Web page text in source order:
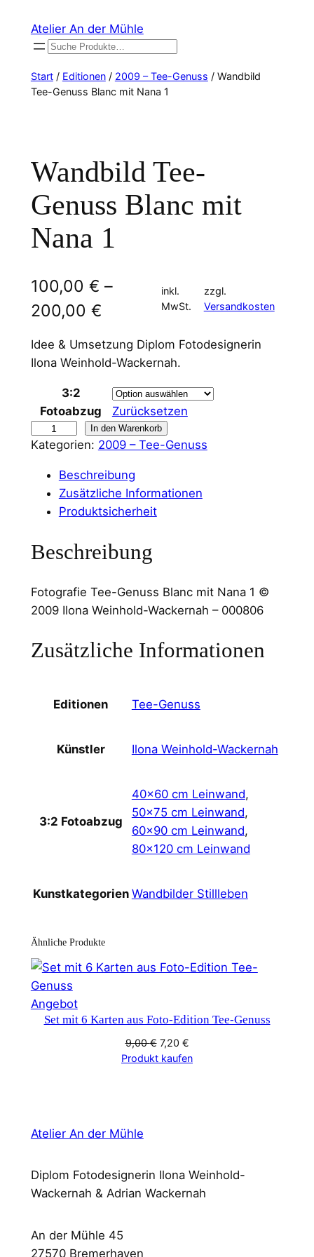
Inhalt
springen
Atelier An der Mühle
Suchen
Start/ Editionen/ 2009 – Tee-Genuss / Wandbild
Tee-Genuss Blanc mit Nana 1
Wandbild Tee-
Genuss Blanc mit
Nana 1
100,00 € –
200,00 €
inkl.
MwSt.
zzgl.
Versandkosten
Idee & Umsetzung Diplom Fotodesignerin
Ilona Weinhold-Wackernah.
3:2
Fotoabzug
Zurücksetzen
a
d
e
e
G
t
n
a
M
e
In den Warenkorb
Kategorien: 2009 – Tee-Genuss
Beschreibung
Zusätzliche Informationen
Produktsicherheit
Beschreibung
Fotografie Tee-Genuss Blanc mit Nana 1 ©
2009 Ilona Weinhold-Wackernah – 000806
Zusätzliche Informationen
Editionen Tee-Genuss
Künstler Ilona Weinhold-Wackernah
3:2 Fotoabzug
40×60 cm Leinwand,
50×75 cm Leinwand,
60×90 cm Leinwand,
80×120 cm Leinwand
Kunstkategorien Wandbilder Stillleben
Ähnliche Produkte
AngebotProdukt
im
Set mit 6 Karten aus Foto-Edition Tee-Genuss
9,00€ Ursprünglicher
Preis
7,20 €Aktueller
Preis
Produkt kaufen
Atelier An der Mühle
Diplom Fotodesignerin Ilona Weinhold-
Wackernah & Adrian Wackernah
An der Mühle 45
27570 Bremerhaven